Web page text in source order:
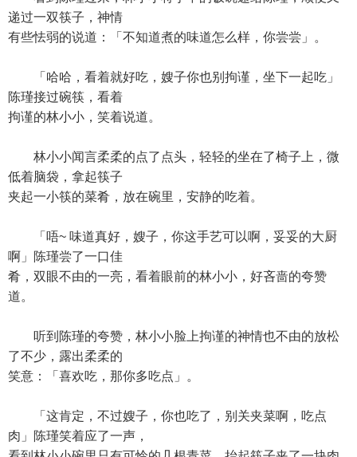
递过一双筷子，神情
有些怯弱的说道：「不知道煮的味道怎么样，你尝尝」。
「哈哈，看着就好吃，嫂子你也别拘谨，坐下一起吃」
陈瑾接过碗筷，看着
拘谨的林小小，笑着说道。
林小小闻言柔柔的点了点头，轻轻的坐在了椅子上，微
低着脑袋，拿起筷子
夹起一小筷的菜肴，放在碗里，安静的吃着。
「唔~ 味道真好，嫂子，你这手艺可以啊，妥妥的大厨
啊」陈瑾尝了一口佳
肴，双眼不由的一亮，看着眼前的林小小，好吝啬的夸赞
道。
听到陈瑾的夸赞，林小小脸上拘谨的神情也不由的放松
了不少，露出柔柔的
笑意：「喜欢吃，那你多吃点」。
「这肯定，不过嫂子，你也吃了，别关夹菜啊，吃点
肉」陈瑾笑着应了一声，